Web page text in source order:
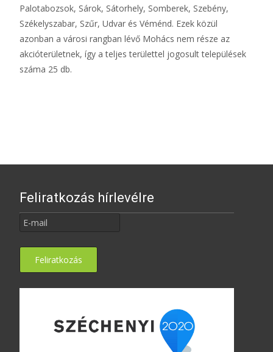
Palotabozsok, Sárok, Sátorhely, Somberek, Szebény,
Székelyszabar, Szűr, Udvar és Véménd. Ezek közül
azonban a városi rangban lévő Mohács nem része az
akcióterületnek, így a teljes területtel jogosult települések
száma 25 db.
Feliratkozás hírlevélre